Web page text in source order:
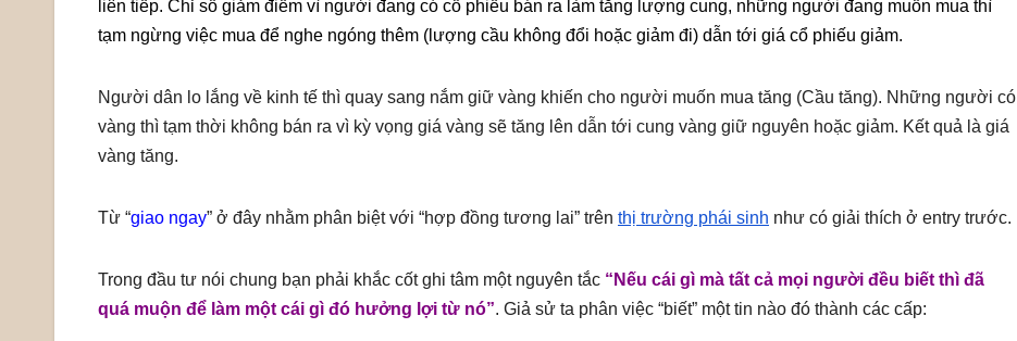
liên tiếp. Chỉ số giảm điểm vì người đang có cổ phiếu bán ra làm tăng lượng cung, những người đang muốn mua thì
tạm ngừng việc mua để nghe ngóng thêm (lượng cầu không đổi hoặc giảm đi) dẫn tới giá cổ phiếu giảm.
Người dân lo lắng về kinh tế thì quay sang nắm giữ vàng khiến cho người muốn mua tăng (Cầu tăng). Những người có
vàng thì tạm thời không bán ra vì kỳ vọng giá vàng sẽ tăng lên dẫn tới cung vàng giữ nguyên hoặc giảm. Kết quả là giá
vàng tăng.
Từ “giao ngay” ở đây nhằm phân biệt với “hợp đồng tương lai” trên thị trường phái sinh như có giải thích ở entry trước.
Trong đầu tư nói chung bạn phải khắc cốt ghi tâm một nguyên tắc “Nếu cái gì mà tất cả mọi người đều biết thì đã
quá muộn để làm một cái gì đó hưởng lợi từ nó”. Giả sử ta phân việc “biết” một tin nào đó thành các cấp: